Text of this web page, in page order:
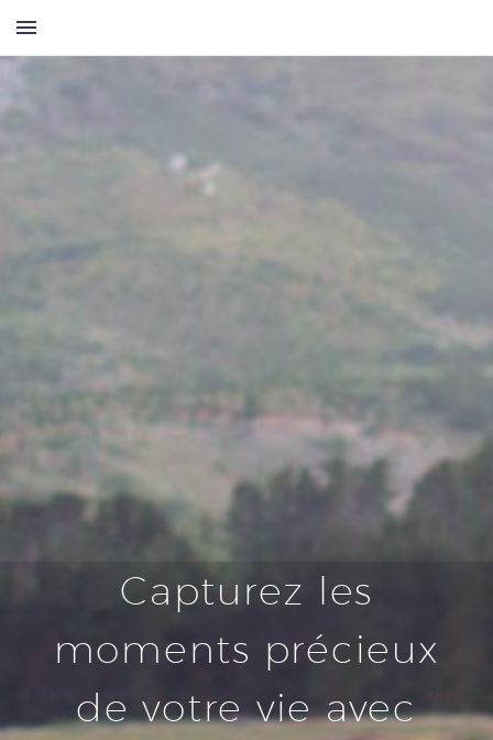
DEUTSCH
Capturez les
moments précieux
de votre vie avec